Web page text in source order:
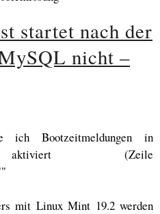
startet nach der
nicht –
ich Bootzeitmeldungen in
aktiviert (Zeile
mit Linux Mint 19.2 werden